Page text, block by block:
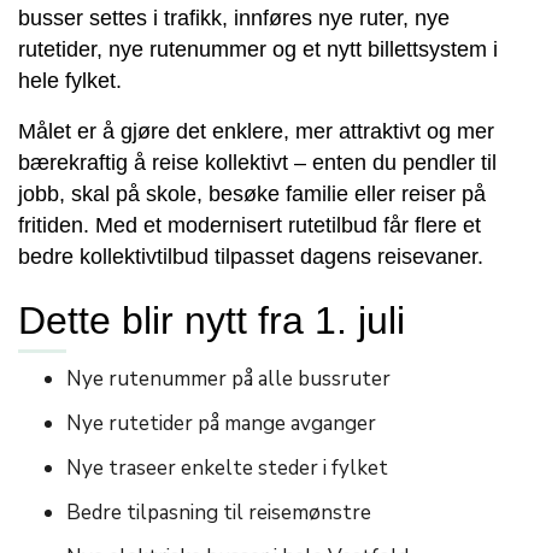
busser settes i trafikk, innføres nye ruter, nye
rutetider, nye rutenummer og et nytt billettsystem i
hele fylket.
Målet er å gjøre det enklere, mer attraktivt og mer
bærekraftig å reise kollektivt – enten du pendler til
jobb, skal på skole, besøke familie eller reiser på
fritiden. Med et modernisert rutetilbud får flere et
bedre kollektivtilbud tilpasset dagens reisevaner.
Dette blir nytt fra 1. juli
Nye rutenummer på alle bussruter
Nye rutetider på mange avganger
Nye traseer enkelte steder i fylket
Bedre tilpasning til reisemønstre